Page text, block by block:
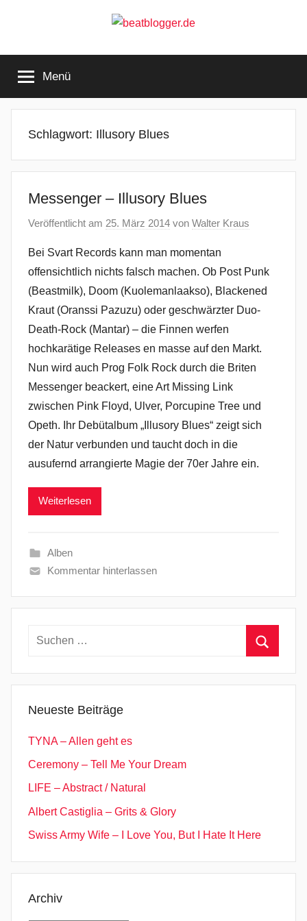
beatblogger.de
the
beat
goes
Menü
Schlagwort: Illusory Blues
Messenger – Illusory Blues
Veröffentlicht am 25. März 2014 von Walter Kraus
Bei Svart Records kann man momentan
offensichtlich nichts falsch machen. Ob Post Punk
(Beastmilk), Doom (Kuolemanlaakso), Blackened
Kraut (Oranssi Pazuzu) oder geschwärzter Duo-
Death-Rock (Mantar) – die Finnen werfen
hochkarätige Releases en masse auf den Markt.
Nun wird auch Prog Folk Rock durch die Briten
Messenger beackert, eine Art Missing Link
zwischen Pink Floyd, Ulver, Porcupine Tree und
Opeth. Ihr Debütalbum „Illusory Blues“ zeigt sich
der Natur verbunden und taucht doch in die
ausufernd arrangierte Magie der 70er Jahre ein.
Weiterlesen
Alben
Kommentar hinterlassen
Suchen
Neueste Beiträge
TYNA – Allen geht es
Ceremony – Tell Me Your Dream
LIFE – Abstract / Natural
Albert Castiglia – Grits & Glory
Swiss Army Wife – I Love You, But I Hate It Here
Archiv